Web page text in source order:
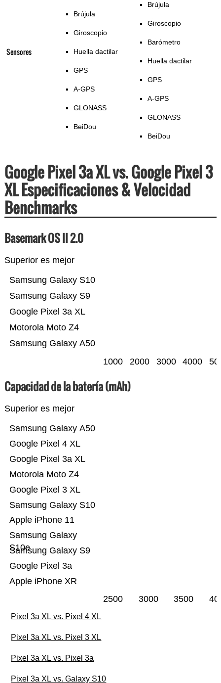
Sensores
Brújula
Giroscopio
Huella dactilar
GPS
A-GPS
GLONASS
BeiDou
Brújula
Giroscopio
Barómetro
Huella dactilar
GPS
A-GPS
GLONASS
BeiDou
Google Pixel 3a XL vs. Google Pixel 3
XL Especificaciones & Velocidad
Benchmarks
Basemark OS II 2.0
Superior es mejor
Samsung Galaxy A50
Motorola Moto Z4
Google Pixel 3a XL
Samsung Galaxy S9
Samsung Galaxy S10
1000 2000 3000 4000
Capacidad de la batería (mAh)
Superior es mejor
Apple iPhone XR
Google Pixel 3a
Samsung Galaxy S9
Samsung Galaxy
S10e
Apple iPhone 11
Samsung Galaxy S10
Google Pixel 3 XL
Motorola Moto Z4
Google Pixel 3a XL
Google Pixel 4 XL
Samsung Galaxy A50
2500 3000 3500
Pixel 3a XL vs. Pixel 4 XL
Pixel 3a XL vs. Pixel 3 XL
Pixel 3a XL vs. Pixel 3a
Pixel 3a XL vs. Galaxy S10